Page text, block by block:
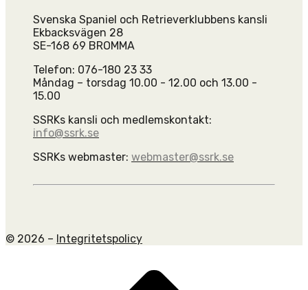
Svenska Spaniel och Retrieverklubbens kansli
Ekbacksvägen 28
SE-168 69 BROMMA
Telefon: 076-180 23 33
Måndag – torsdag 10.00 - 12.00 och 13.00 -
15.00
SSRKs kansli och medlemskontakt:
info@ssrk.se
SSRKs webmaster: webmaster@ssrk.se
© 2026 – Integritetspolicy